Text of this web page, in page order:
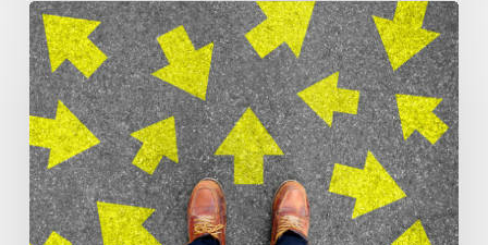
Ça
commence
avec
Villarsbrandis…